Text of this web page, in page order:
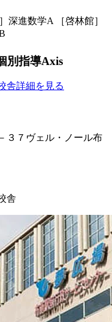
深進数学A ［啓林館］
別指導Axis
舎詳細を見る
３７ヴェル・ノール布
舎